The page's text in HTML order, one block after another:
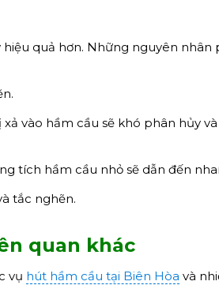
quả hơn. Những nguyên nhân
vào hầm cầu sẽ khó phân hủy
tích hầm cầu nhỏ sẽ dẫn đến
tắc nghẽn.
quan khác
vụ hút hầm cầu tại Biên Hòa và